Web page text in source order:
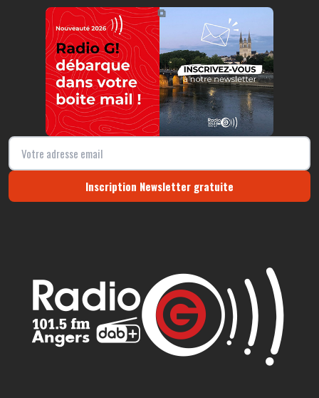
https://radio-g.fr?18396
⧉
Inscription Newsletter gratuite